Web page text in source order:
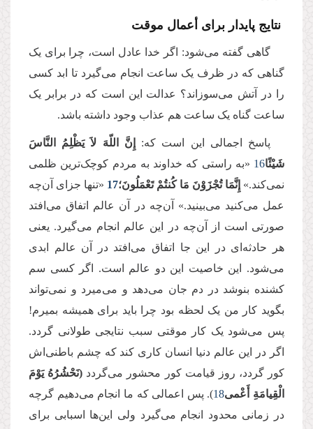
نتایج پایدار برای أعمال موقت
گاهی گفته می‌شود: اگر خدا عادل است، چرا برای یک
گناهی که در ظرف یک ساعت انجام می‌‌گیرد تا ابد کسی
را در آتش می‌سوزاند؟ عدالت این است که در برابر یک
ساعت گناه یک ساعت هم عذاب وجود داشته باشد.
پاسخ اجمالی این است که: إِنَّ اللّهَ لاَ یَظْلِمُ النَّاسَ
شَیْئًا16 «به راستی که خداوند به مردم کوچک‌ترین ظلمی
نمی‌کند.» إِنَّمَا تُجْزَوْنَ مَا كُنتُمْ تَعْمَلُونَ؛17 «تنها جزای آن‌چه
عمل می‌کنید می‌بینید.» آن‌چه در آن عالم اتفاق می‌افتد
صورتی است از آن‌چه در این عالم انجام می‌گیرد. یعنی
هر حادثه‌ای در این جا اتفاق می‌افتد در آن عالم ابدی
می‌شود. این خاصیت این دو عالم است. اگر کسی سم
کشنده بنوشد در دم جان می‌دهد و می‌میرد و نمی‌تواند
بگوید کار من یک لحظه بود چرا باید برای همیشه بمیرم!
پس می‌شود یک کار موقتی سبب نتایجی طولانی گردد.
اگر در این عالم دنیا انسان کاری کند که چشم باطنی‌اش
کور گردد، روز قیامت کور محشور می‌گردد (نَحْشُرُهُ یَوْمَ
الْقِیامَةِ أَعْمى18). پس اعمالی که ما انجام می‌دهیم گرچه
در زمانی محدود انجام می‌گیرد ولی این‌ها اسبابی برای